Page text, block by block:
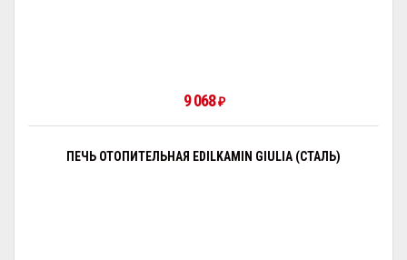
9 068₽
ПЕЧЬ ОТОПИТЕЛЬНАЯ EDILKAMIN GIULIA (СТАЛЬ)